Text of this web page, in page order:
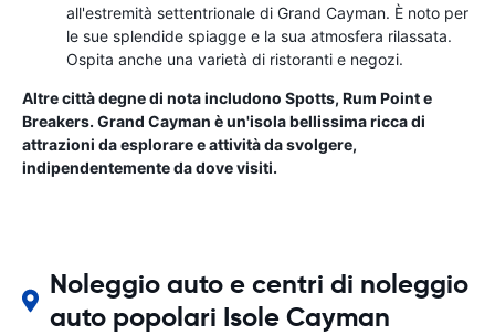
all'estremità settentrionale di Grand Cayman. È noto per
le sue splendide spiagge e la sua atmosfera rilassata.
Ospita anche una varietà di ristoranti e negozi.
Altre città degne di nota includono Spotts, Rum Point e
Breakers. Grand Cayman è un'isola bellissima ricca di
attrazioni da esplorare e attività da svolgere,
indipendentemente da dove visiti.
Noleggio auto e centri di noleggio
auto popolari Isole Cayman